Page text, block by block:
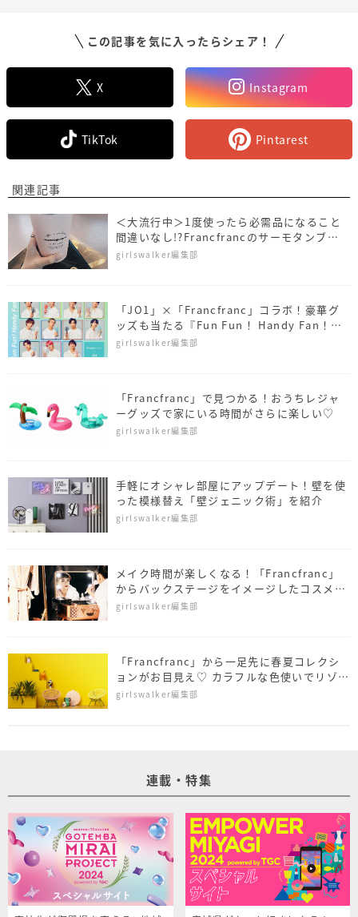
この記事を気に入ったらシェア！
X Instagram
TikTok Pintarest
関連記事
＜大流行中＞1度使ったら必需品になること
間違いなし!?Francfrancのサーモタンブラ
ーが人気のワケとは？
girlswalker編集部
「JO1」×「Francfranc」コラボ！豪華グ
ッズも当たる『Fun Fun！ Handy Fan！』
プロジェクト
girlswalker編集部
「Francfranc」で見つかる！おうちレジャ
ーグッズで家にいる時間がさらに楽しい♡
girlswalker編集部
手軽にオシャレ部屋にアップデート！壁を使
った模様替え「壁ジェニック術」を紹介
girlswalker編集部
メイク時間が楽しくなる！「Francfranc」
からバックステージをイメージしたコスメグ
ッズ登場
girlswalker編集部
「Francfranc」から一足先に春夏コレクシ
ョンがお目見え♡ カラフルな色使いでリゾー
ト気分
girlswalker編集部
連載・特集